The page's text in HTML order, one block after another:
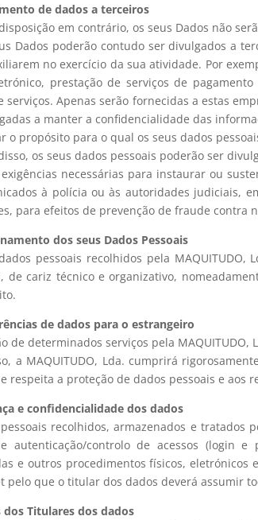
de dados a terceiros
em contrário, os seus Dados não
Dados poderão contudo ser divulgados a
no exercício da sua atividade. Por
prestação de serviços de
serviços. Apenas serão fornecidas a estas
a manter a confidencialidade das
o propósito para o qual os seus dados
os seus dados pessoais poderão ser
exigências necessárias para instaurar ou
à polícia ou às autoridades judiciais,
para efeitos de prevenção de fraude contra
dos seus Dados Pessoais
pessoais recolhidos pela
de cariz técnico e organizativo,
de dados para o estrangeiro
de determinados serviços pela
a MAQUITUDO, Lda. cumprirá
respeita a proteção de dados pessoais e aos
e confidencialidade dos dados
recolhidos, armazenados e tratados
autenticação/controlo de acessos (login e
e outros procedimentos físicos, eletrónicos
pelo que o titular dos dados deverá assumir
dos Titulares dos dados